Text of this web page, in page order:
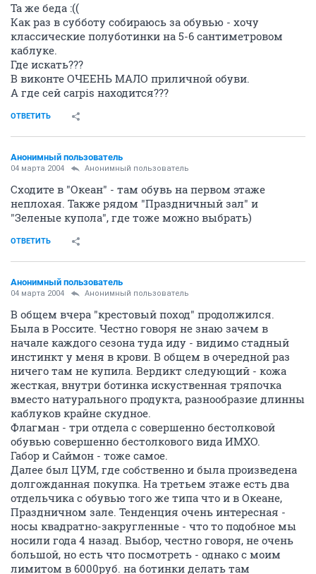
Та же беда :((
Как раз в субботу собираюсь за обувью - хочу
классические полуботинки на 5-6 сантиметровом
каблуке.
Где искать???
В виконте ОЧЕЕНЬ МАЛО приличной обуви.
А где сей carpis находится???
ОТВЕТИТЬ
Анонимный пользователь
04 марта 2004 Анонимный пользователь
Сходите в "Океан" - там обувь на первом этаже
неплохая. Также рядом "Праздничный зал" и
"Зеленые купола", где тоже можно выбрать)
ОТВЕТИТЬ
Анонимный пользователь
04 марта 2004 Анонимный пользователь
В общем вчера "крестовый поход" продолжился.
Была в Россите. Честно говоря не знаю зачем в
начале каждого сезона туда иду - видимо стадный
инстинкт у меня в крови. В общем в очередной раз
ничего там не купила. Вердикт следующий - кожа
жесткая, внутри ботинка искуственная тряпочка
вместо натурального продукта, разнообразие длинны
каблуков крайне скудное.
Флагман - три отдела с совершенно бестолковой
обувью совершенно бестолкового вида ИМХО.
Габор и Саймон - тоже самое.
Далее был ЦУМ, где собственно и была произведена
долгожданная покупка. На третьем этаже есть два
отдельчика с обувью того же типа что и в Океане,
Праздничном зале. Тенденция очень интересная -
носы квадратно-закругленные - что то подобное мы
носили года 4 назад. Выбор, честно говоря, не очень
большой, но есть что посмотреть - однако с моим
лимитом в 6000руб. на ботинки делать там